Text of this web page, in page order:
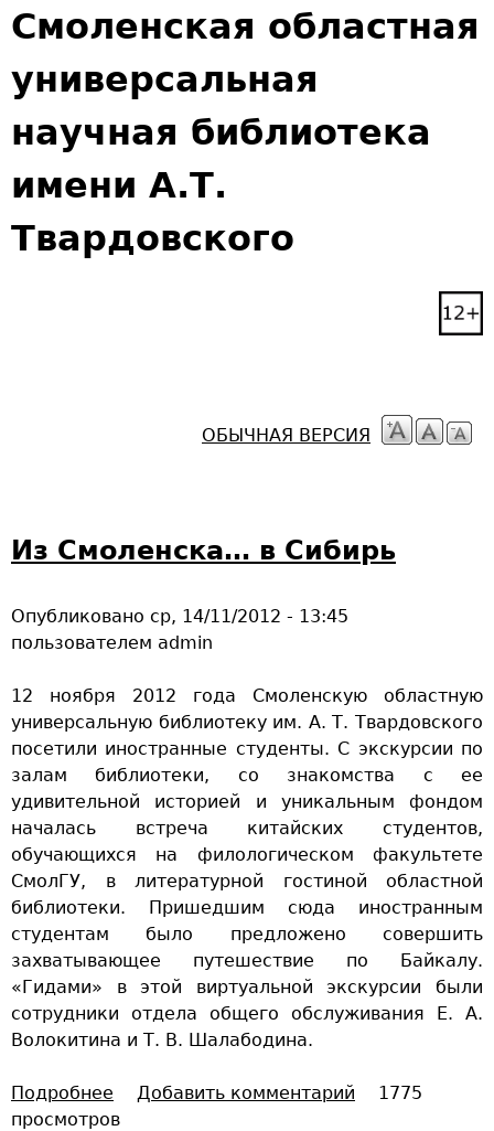
Jump to navigation
Смоленская областная
универсальная
научная библиотека
имени А.Т.
Твардовского
ОБЫЧНАЯ ВЕРСИЯ
Из Смоленска… в Сибирь
Опубликовано ср, 14/11/2012 - 13:45
пользователем admin
12 ноября 2012 года Смоленскую областную
универсальную библиотеку им. А. Т. Твардовского
посетили иностранные студенты. С экскурсии по
залам библиотеки, со знакомства с ее
удивительной историей и уникальным фондом
началась встреча китайских студентов,
обучающихся на филологическом факультете
СмолГУ, в литературной гостиной областной
библиотеки. Пришедшим сюда иностранным
студентам было предложено совершить
захватывающее путешествие по Байкалу.
«Гидами» в этой виртуальной экскурсии были
сотрудники отдела общего обслуживания Е. А.
Волокитина и Т. В. Шалабодина.
Подробнее
И
Добавить комментарий
1775
просмотров